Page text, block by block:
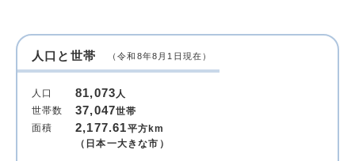
人口と世帯 （令和8年8月1日現在）
人口 81,073人
世帯数
37,047世帯
面積
2,177.61平方km
（日本一大きな市）